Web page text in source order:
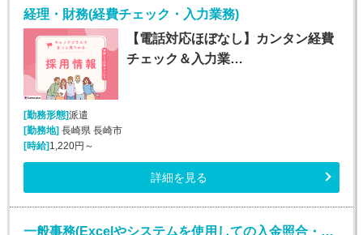
経理・財務(経費チェック・入力業務)
【電話対応ほぼなし】カンタン経費
チェック＆入力業…
[勤務形態]派遣
[勤務地] 長崎県 長崎市
[時給] 1,220円～
詳細を見る
一般事務(Excelやシステムを使用しての入金照合・入力業務)